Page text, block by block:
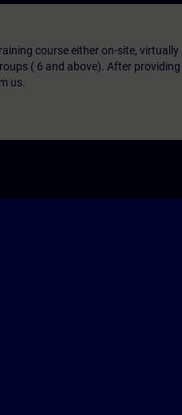
course either on-site, virtually
( 6 and above). After providing
us.